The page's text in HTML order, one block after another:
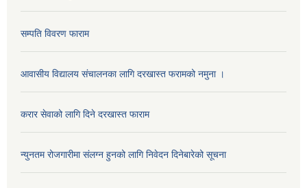
सम्पति विवरण फाराम
आवासीय विद्यालय संचालनका लागि दरखास्त फरामको नमुना ।
करार सेवाको लागि दिने दरखास्त फाराम
न्युनतम रोजगारीमा संलग्न हुनको लागि निवेदन दिनेबारेको सूचना